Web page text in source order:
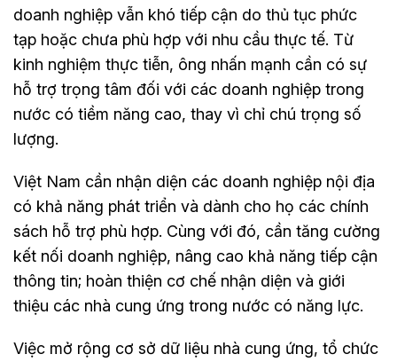
doanh nghiệp vẫn khó tiếp cận do thủ tục phức
tạp hoặc chưa phù hợp với nhu cầu thực tế. Từ
kinh nghiệm thực tiễn, ông nhấn mạnh cần có sự
hỗ trợ trọng tâm đối với các doanh nghiệp trong
nước có tiềm năng cao, thay vì chỉ chú trọng số
lượng.
Việt Nam cần nhận diện các doanh nghiệp nội địa
có khả năng phát triển và dành cho họ các chính
sách hỗ trợ phù hợp. Cùng với đó, cần tăng cường
kết nối doanh nghiệp, nâng cao khả năng tiếp cận
thông tin; hoàn thiện cơ chế nhận diện và giới
thiệu các nhà cung ứng trong nước có năng lực.
Việc mở rộng cơ sở dữ liệu nhà cung ứng, tổ chức